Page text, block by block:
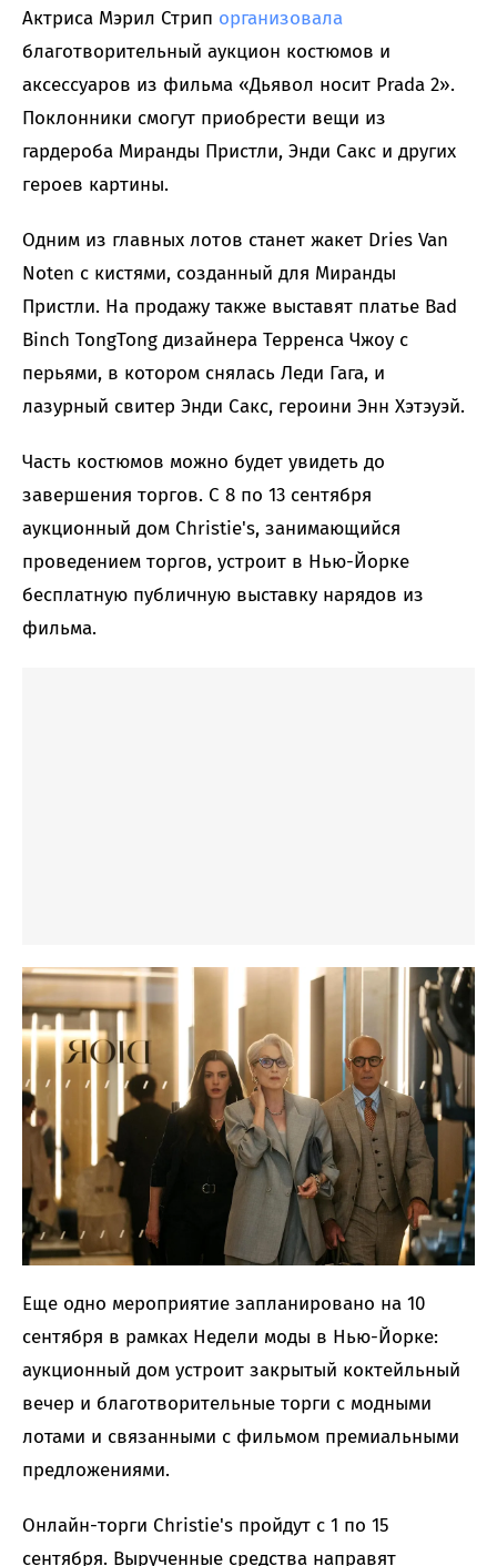
Актриса Мэрил Стрип организовала
благотворительный аукцион костюмов и
аксессуаров из фильма «Дьявол носит Prada 2».
Поклонники смогут приобрести вещи из
гардероба Миранды Пристли, Энди Сакс и других
героев картины.
Одним из главных лотов станет жакет Dries Van
Noten с кистями, созданный для Миранды
Пристли. На продажу также выставят платье Bad
Binch TongTong дизайнера Терренса Чжоу с
перьями, в котором снялась Леди Гага, и
лазурный свитер Энди Сакс, героини Энн Хэтэуэй.
Часть костюмов можно будет увидеть до
завершения торгов. С 8 по 13 сентября
аукционный дом Christie's, занимающийся
проведением торгов, устроит в Нью-Йорке
бесплатную публичную выставку нарядов из
фильма.
Еще одно мероприятие запланировано на 10
сентября в рамках Недели моды в Нью-Йорке:
аукционный дом устроит закрытый коктейльный
вечер и благотворительные торги с модными
лотами и связанными с фильмом премиальными
предложениями.
Онлайн-торги Christie's пройдут с 1 по 15
сентября. Вырученные средства направят